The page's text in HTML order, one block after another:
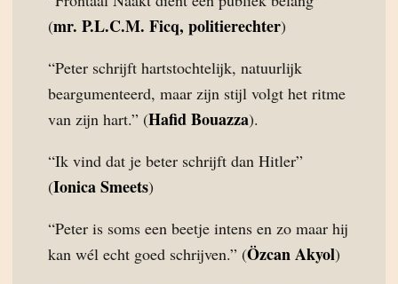
(mr. P.L.C.M. Ficq, politierechter)
“Peter schrijft hartstochtelijk, natuurlijk
beargumenteerd, maar zijn stijl volgt het ritme
van zijn hart.” (Hafid Bouazza).
“Ik vind dat je beter schrijft dan Hitler”
(Ionica Smeets)
“Peter is soms een beetje intens en zo maar hij
kan wél echt goed schrijven.” (Özcan Akyol)